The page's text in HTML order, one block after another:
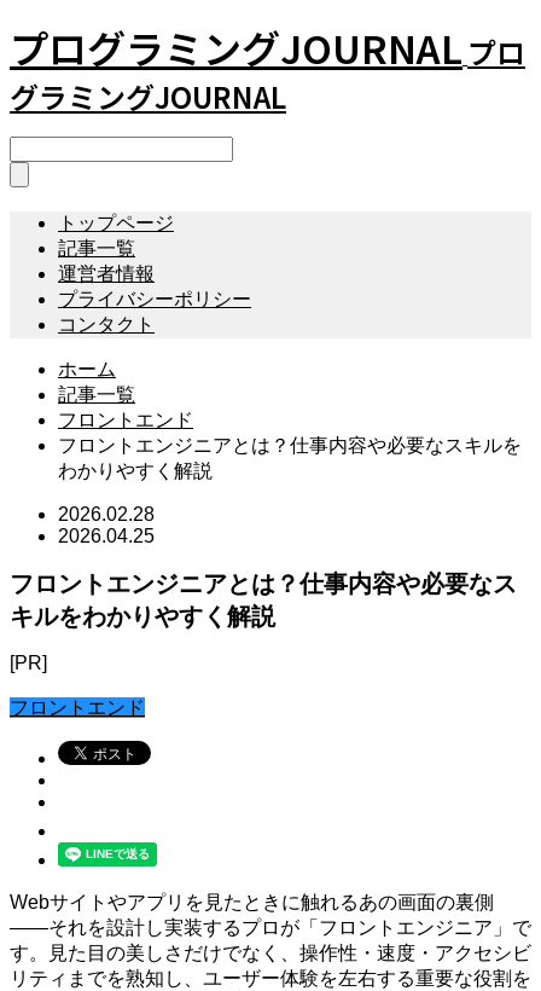
プログラミングJOURNAL プロ
グラミングJOURNAL
トップページ
記事一覧
運営者情報
プライバシーポリシー
コンタクト
ホーム
記事一覧
フロントエンド
フロントエンジニアとは？仕事内容や必要なスキルを
わかりやすく解説
2026.02.28
2026.04.25
フロントエンジニアとは？仕事内容や必要なス
キルをわかりやすく解説
[PR]
フロントエンド
Webサイトやアプリを見たときに触れるあの画面の裏側
――それを設計し実装するプロが「フロントエンジニア」で
す。見た目の美しさだけでなく、操作性・速度・アクセシビ
リティまでを熟知し、ユーザー体験を左右する重要な役割を